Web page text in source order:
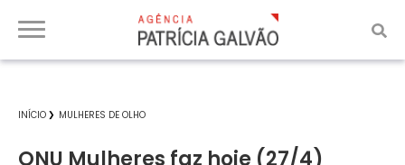
INÍCIO MULHERES DE OLHO
ONU Mulheres faz hoje (27/4)